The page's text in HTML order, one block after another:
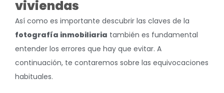
viviendas
Así como es importante descubrir las claves de la
fotografía inmobiliaria también es fundamental
entender los errores que hay que evitar. A
continuación, te contaremos sobre las equivocaciones
habituales.